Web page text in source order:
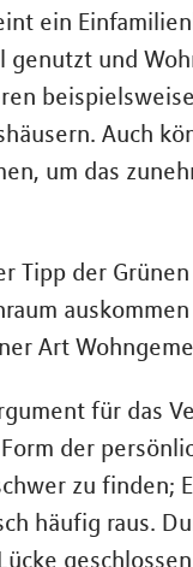
ein
genutzt und
Auch
um das
Tipp der
Art
für das
der
zu finden;
häufig raus.